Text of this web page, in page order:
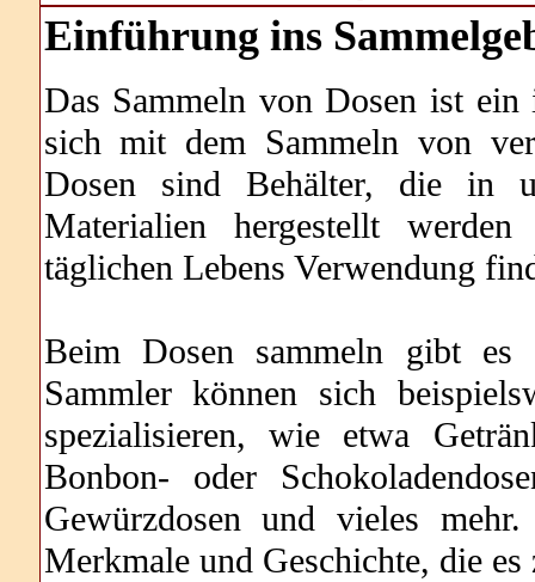
Einführung ins
Das Sammeln von Dosen ist ein
sich mit dem Sammeln von
Dosen sind Behälter, die in
Materialien hergestellt
täglichen Lebens Verwendung
Beim Dosen sammeln gibt es
Sammler können sich
spezialisieren, wie etwa
Bonbon- oder
Gewürzdosen und vieles
Merkmale und Geschichte, die